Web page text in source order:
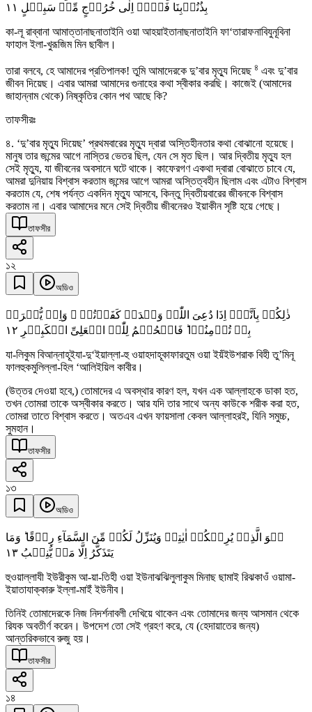
بِذُنُوۡبِنَا فَہَلۡ اِلٰی خُرُوۡجٍ مِّنۡ سَبِیۡلٍ ١١
কা-লূ রাব্বানা আমাত্তানাছনাতাইনি ওয়া আহয়াইতানাছনাতাইনি ফা‘তারাফনাবিযুনূবিনা
ফাহাল ইলা-খুরূজিম মিন ছাবীল।
তারা বলবে, হে আমাদের প্রতিপালক! তুমি আমাদেরকে দু’বার মৃত্যু দিয়েছ ৪ এবং দু’বার
জীবন দিয়েছ। এবার আমরা আমাদের গুনাহের কথা স্বীকার করছি। কাজেই (আমাদের
জাহান্নাম থেকে) নিষ্কৃতির কোন পথ আছে কি?
তাফসীরঃ
৪. ‘দু’বার মৃত্যু দিয়েছ’ প্রথমবারের মৃত্যু দ্বারা অস্তিহীনতার কথা বোঝানো হয়েছে।
মানুষ তার জন্মের আগে নাস্তির ভেতর ছিল, যেন সে মৃত ছিল। আর দ্বিতীয় মৃত্যু হল
সেই মৃত্যু, যা জীবনের অবসানে ঘটে থাকে। কাফেরগণ একথা দ্বারা বোঝাতে চাবে যে,
আমরা দুনিয়ায় বিশ্বাস করতাম জন্মের আগে আমরা অস্তিত্বহীন ছিলাম এবং এটাও বিশ্বাস
করতাম যে, শেষ পর্যন্ত একদিন মৃত্যু আসবে, কিন্তু দ্বিতীয়বারের জীবনকে বিশ্বাস
করতাম না। এবার আমাদের মনে সেই দ্বিতীয় জীবনেরও ইয়াকীন সৃষ্টি হয়ে গেছে।
তাফসীর
১২
অডিও
ذٰلِکُمۡ بِاَنَّہٗۤ اِذَا دُعِیَ اللّٰہُ وَحۡدَہٗ کَفَرۡتُمۡ ۚ وَاِنۡ یُّشۡرَکۡ
بِہٖ تُؤۡمِنُوۡا ؕ فَالۡحُکۡمُ لِلّٰہِ الۡعَلِیِّ الۡکَبِیۡرِ ١٢
যা-লিকুম বিআন্নাহূইযা-দু‘ইয়াল্লা-হু ওয়াহদাহূকাফারতুম ওয়া ইয়ঁইউশরাক বিহী তু’মিনূ
ফালহুকমুলিল্লা-হিল ‘আলিইয়িল কাবীর।
(উত্তর দেওয়া হবে,) তোমাদের এ অবস্থার কারণ হল, যখন এক আল্লাহকে ডাকা হত,
তখন তোমরা তাকে অস্বীকার করতে। আর যদি তার সাথে অন্য কাউকে শরীক করা হত,
তোমরা তাতে বিশ্বাস করতে। অতএব এখন ফায়সালা কেবল আল্লাহরই, যিনি সমুচ্চ,
সুমহান।
তাফসীর
১৩
অডিও
ہُوَ الَّذِیۡ یُرِیۡکُمۡ اٰیٰتِہٖ وَیُنَزِّلُ لَکُمۡ مِّنَ السَّمَآءِ رِزۡقًا ؕ وَمَا
یَتَذَکَّرُ اِلَّا مَنۡ یُّنِیۡبُ ١٣
হুওয়াল্লাযী ইউরীকুম আ-য়া-তিহী ওয়া ইউনাঝঝিলুলাকুম মিনাছ ছামাই রিঝকাওঁ ওয়ামা-
ইয়াতাযাক্কারু ইল্লা-মাইঁ ইউনীব।
তিনিই তোমাদেরকে নিজ নিদর্শনাবলী দেখিয়ে থাকেন এবং তোমাদের জন্য আসমান থেকে
রিযক অবতীর্ণ করেন। উপদেশ তো সেই গ্রহণ করে, যে (হেদায়াতের জন্য)
আন্তরিকভাবে রুজু হয়।
তাফসীর
১৪